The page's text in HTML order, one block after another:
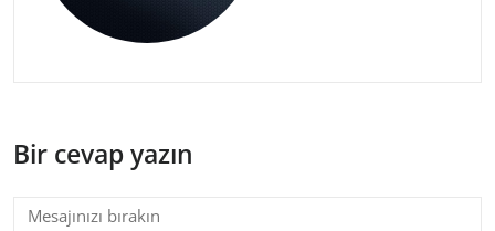
Bir cevap yazın